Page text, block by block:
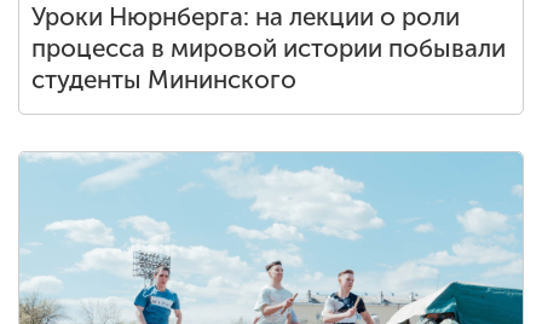
Уроки Нюрнберга: на лекции о роли
процесса в мировой истории побывали
студенты Мининского